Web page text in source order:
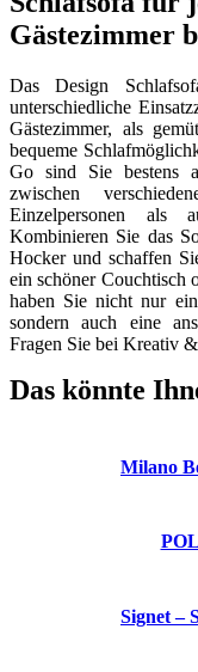
Gästezimmer
Das Design
unterschiedliche
Gästezimmer, als
bequeme
Go sind Sie bestens
zwischen
Einzelpersonen als
Kombinieren Sie das
Hocker und schaffen
ein schöner Couchtisch
haben Sie nicht nur
sondern auch eine
Fragen Sie bei Kreativ
Das könnte
Milano
Signet –